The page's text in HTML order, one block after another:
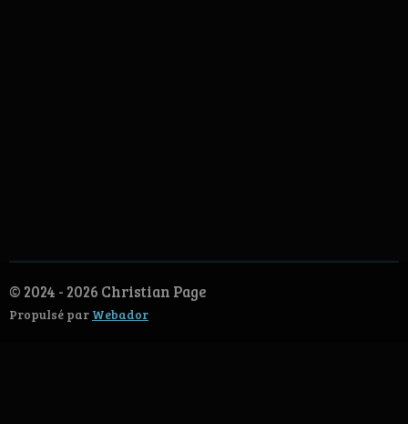
© 2024 - 2026 Christian Page
Propulsé par Webador